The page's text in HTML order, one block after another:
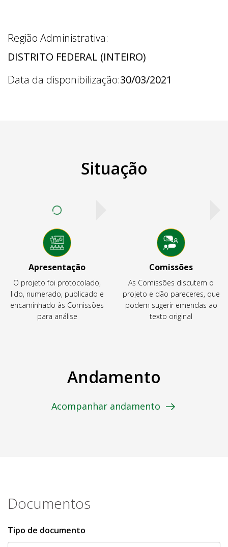
Região Administrativa:
DISTRITO FEDERAL (INTEIRO)
Data da disponibilização:30/03/2021
Situação
Apresentação
O projeto foi protocolado,
lido, numerado, publicado e
encaminhado às Comissões
para análise
Comissões
As Comissões discutem o
projeto e dão pareceres, que
podem sugerir emendas ao
texto original
Andamento
Acompanhar andamento
Documentos
Tipo de documento